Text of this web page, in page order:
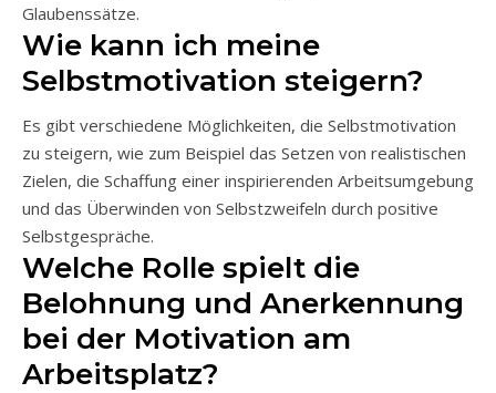
Glaubenssätze.
Wie kann ich meine
Selbstmotivation steigern?
Es gibt verschiedene Möglichkeiten, die Selbstmotivation
zu steigern, wie zum Beispiel das Setzen von realistischen
Zielen, die Schaffung einer inspirierenden Arbeitsumgebung
und das Überwinden von Selbstzweifeln durch positive
Selbstgespräche.
Welche Rolle spielt die
Belohnung und Anerkennung
bei der Motivation am
Arbeitsplatz?